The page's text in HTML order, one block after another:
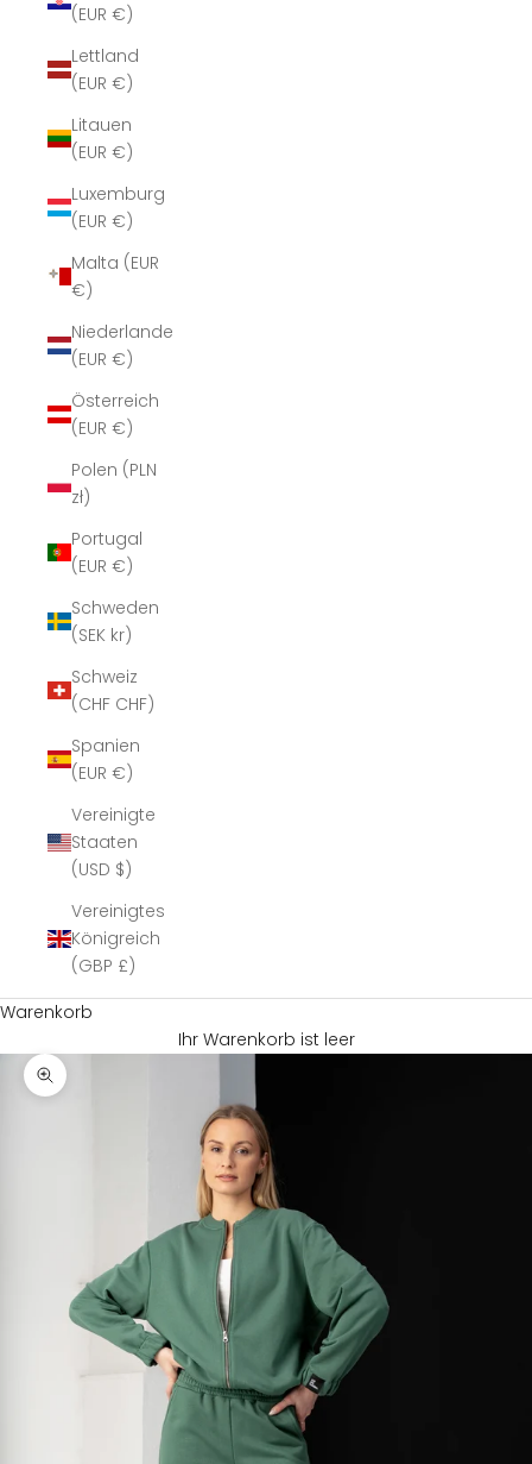
(EUR €)
Lettland
(EUR €)
Litauen
(EUR €)
Luxemburg
(EUR €)
Malta (EUR
€)
Niederlande
(EUR €)
Österreich
(EUR €)
Polen (PLN
zł)
Portugal
(EUR €)
Schweden
(SEK kr)
Schweiz
(CHF CHF)
Spanien
(EUR €)
Vereinigte
Staaten
(USD $)
Vereinigtes
Königreich
(GBP £)
Warenkorb
Ihr Warenkorb ist leer
Bild vergrößern